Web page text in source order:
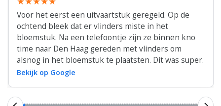
Voor het eerst een uitvaartstuk geregeld. Op de
ochtend bleek dat er vlinders miste in het
bloemstuk. Na een telefoontje zijn ze binnen kno
time naar Den Haag gereden met vlinders om
alsnog in het bloemstuk te plaatsten. Dit was super.
Bekijk op Google